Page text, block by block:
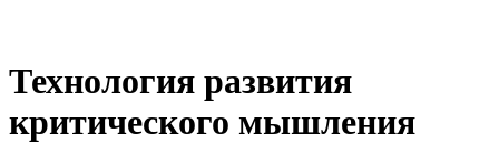
Технология развития
критического мышления